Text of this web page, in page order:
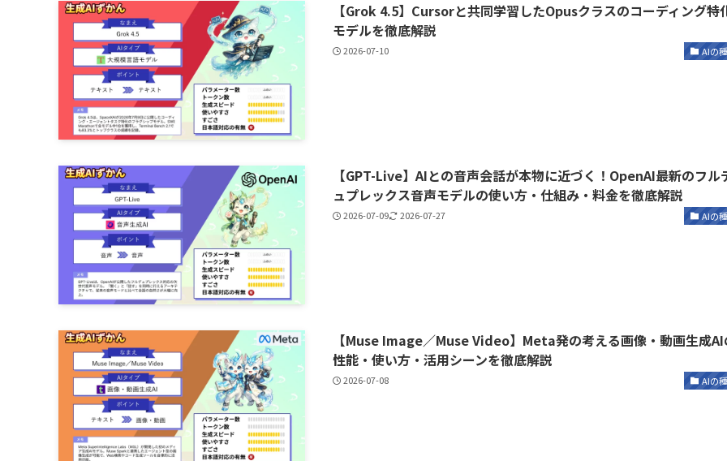
【Grok 4.5】Cursorと共同学習したOpusクラスのコーディング特
モデルを徹底解説
2026-07-10 AIの
【GPT-Live】AIとの音声会話が本物に近づく！OpenAI最新のフル
ュプレックス音声モデルの使い方・仕組み・料金を徹底解説
2026-07-09 2026-07-27 AIの
【Muse Image／Muse Video】Meta発の考える画像・動画生成AI
性能・使い方・活用シーンを徹底解説
2026-07-08 AIの